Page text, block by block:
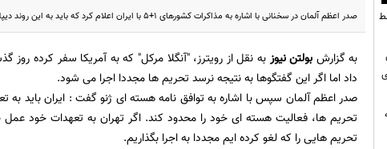
صدر اعظم آلمان در سخنانی با اشاره به مذاکرات کشورهای 1+5 با ایران اعلام کرد که باید به این روند دیپلماتیک فرصت مناسب داده شود.
به گزارش بولتن نیوز
داد اما اگر این گفتگوها به نتیجه نرسد تحریم ها مجددا اجرا می شود.
صدر اعظم آلمان سپس با اشاره به توافق نامه هسته ای ژنو گفت : ایران باید به
تحریم ها، فعالیت هسته ای خود را محدود کند. اگر تهران به تعهدات خود عمل
تحریم هایی را که لغو کرده ایم مجددا به اجرا بگذاریم.